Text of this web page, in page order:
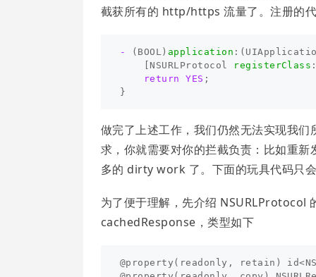
截获所有的 http/https 流量了。注册的
- ( BOOL ) application :(
[ NSURLProtocol registerClass
return
YES ;
}
做完了上述工作，我们仍然无法实现我
求，你就需要对你的拦截负责：比如重
多的 dirty work 了。下面的玩具代码只
为了便于理解，先介绍
cachedResponse，类型如下
@property ( readonly , retain ) id<